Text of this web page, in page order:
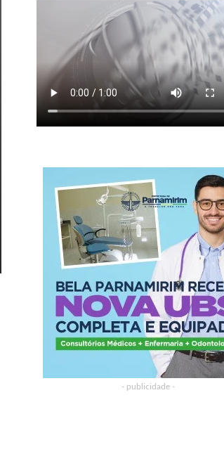
- publicidade -